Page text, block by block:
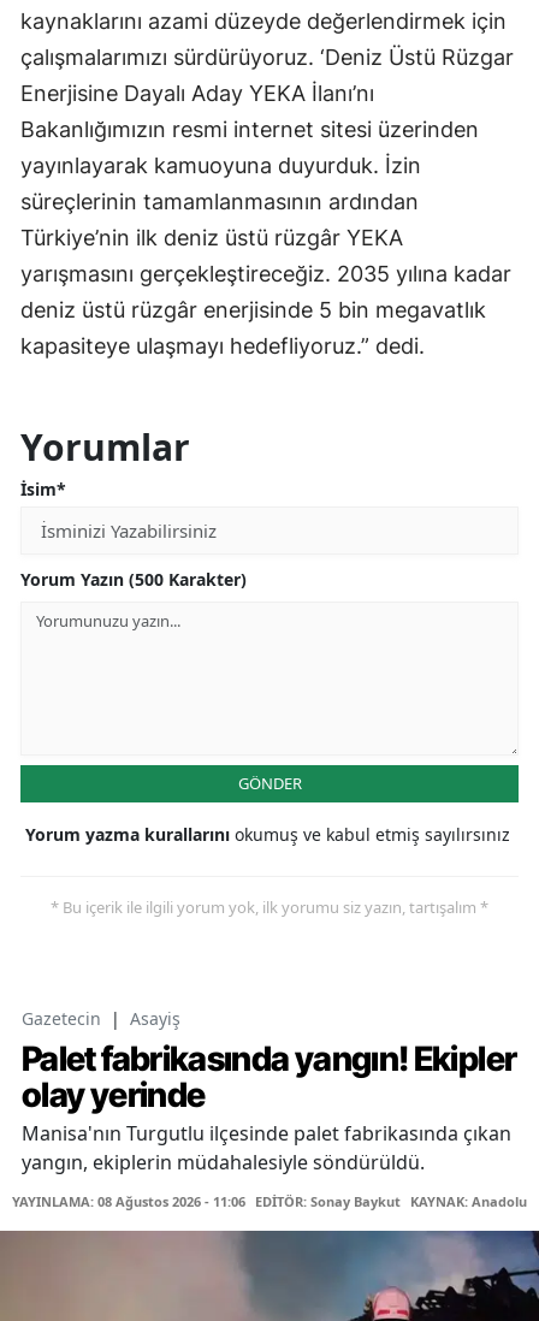
kaynaklarını azami düzeyde değerlendirmek için
çalışmalarımızı sürdürüyoruz. ‘Deniz Üstü Rüzgar
Enerjisine Dayalı Aday YEKA İlanı’nı
Bakanlığımızın resmi internet sitesi üzerinden
yayınlayarak kamuoyuna duyurduk. İzin
süreçlerinin tamamlanmasının ardından
Türkiye’nin ilk deniz üstü rüzgâr YEKA
yarışmasını gerçekleştireceğiz. 2035 yılına kadar
deniz üstü rüzgâr enerjisinde 5 bin megavatlık
kapasiteye ulaşmayı hedefliyoruz.” dedi.
Yorumlar
İsim*
Yorum Yazın (500 Karakter)
GÖNDER
Yorum yazma kurallarını okumuş ve kabul etmiş sayılırsınız
* Bu içerik ile ilgili yorum yok, ilk yorumu siz yazın, tartışalım *
Gazetecin | Asayiş
Palet fabrikasında yangın! Ekipler
olay yerinde
Manisa'nın Turgutlu ilçesinde palet fabrikasında çıkan
yangın, ekiplerin müdahalesiyle söndürüldü.
YAYINLAMA: 08 Ağustos 2026 - 11:06 EDİTÖR: Sonay Baykut KAYNAK: Anadolu